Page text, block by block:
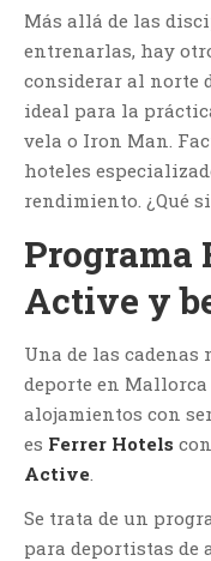
Más allá de las
entrenarlas, hay
considerar al norte
ideal para la
vela o Iron Man.
hoteles
rendimiento. ¿Qué
Programa
Active y
Una de las cadenas
deporte en
alojamientos con
es Ferrer Hotels
Active
Se trata de un
para deportistas de